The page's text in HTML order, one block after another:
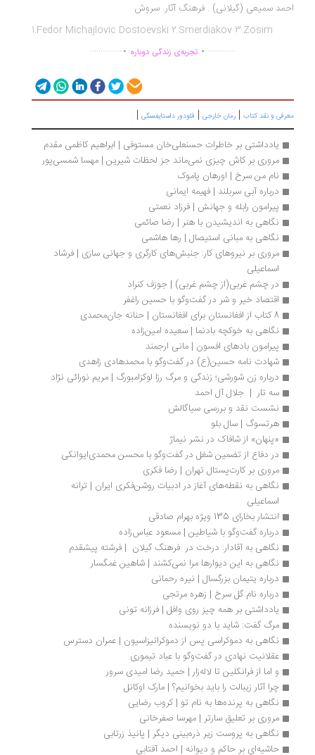
سمیعی (گیلانی) . فرهنگ آثار. سروش
1.Fedor Michajlovic Dostoevski 2.Smerdiakov 3.Zosim
................تجربه‌ی زندگی دوباره ...............
و نقد کتاب|رمان خارجی|فئودور داستایفسکی|
یادداشتی بر خاطرات حسنعلی‌خان مستوفی | ابراهیم کاظمی مقدم
مروری بر کاش چیزی نمی‌ماند جز لحظات شیرین | مهسا شمسی‌پور
نام من سرخ | اورهان پاموک
درباره آبی سربلند | فهیمه ایمانی
پیرامون رابله و جهانش | فرزاد نعمتی
نگاهی به اندیشیدن با هنر | رضا صائمی
نگاهی به مبانی استیصال | رها هاشمی
مروری بر نیروهای کار: جنبش‌های کارگری و جهانی سازی | فرشاد
اسماعیلی
در چشم غربی(از چشم غربی) | جوزف کنراد
اقتصاد خیر و شر در گفت‌وگو با حسین راغفر
نگاهی به خوکچه‌ بادنما | سعیده امین‌زاده
پیرامون بادهای افسون | مانی ارجمند
شهادت نامه حسین(ع) در گفت‌وگو با محمدهادی زاهدی
درباره زن شورشی؛ زندگی و مرگ رزا لوکزامبورگ | مریم نورائی نژاد
سه تار  |  جلال آل احمد
نشست نقد و بررسی سیاگالش
هرتسوگ | سال بلو
«پنهان» از شافاک در نشر نیماژ
در دفاع از تضمین شغل در گفت‌وگو با محسن محمدی‌ایوانکی
مروری بر کارت‌پستال تهران | رضا فکری
نگاهی به نقطه‌های آغاز در ادبیات روشن‌فکری ایران | ترانه
اسماعیلی
انتشار بخارای 135 ویژه بهرام صادقی
درباره گفت‌و‌گو با شیاطین | مسعود عباس‌زاده
نگاهی به آقادار: درخت در  فرهنگ گیلان  | فرشته پیشقدم
نگاهی به این دیوارها مرا نمی‌کشند | شاهین غمگسار
درباره یتیمان بزرگسال | نیره رحمانی
درباره نام گل سرخ | زهره مرتجی
یادداشتی بر همه ‌چیز روی وافل | فرزانه تونی
مرگ گفت: شاید با دو نویسنده
نگاهی به دموکراسی پس از دموکراتیزاسیون | عمران دسترس
عقلانیت نهادی در گفت‌وگو با عباد تیموری
و اما از فرانکلین تا لاله‌زار | حمید رضا امیدی سرور
چرا آثار زیبالت را باید بخوانیم؟ | مارک اوکانل
نگاهی به پرنده‌ها به نام تو | کروب رضایی
مروری بر تعلیق سارتر | مهرسا صفرخانی
نگاهی به پروست زیر ذره‌بینی دیگر | پانیذ زرتابی
حاشیه‌ای بر حاکم و دیوانه | احمد آفتابی